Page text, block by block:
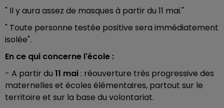
" Il y aura assez de masques à partir du 11 mai."
" Toute personne testée positive sera immédiatement
isolée".
En ce qui concerne l'école :
- A partir du 11 mai : réouverture très progressive des
maternelles et écoles élémentaires, partout sur le
territoire et sur la base du volontariat.